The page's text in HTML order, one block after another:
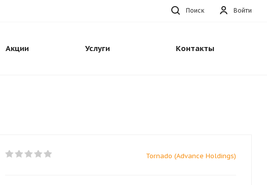
Войти
Поиск
Акции Услуги Контакты
Tornado (Advance Holdings)